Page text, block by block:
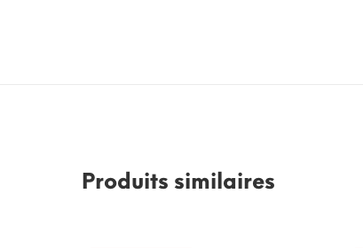
Produits similaires